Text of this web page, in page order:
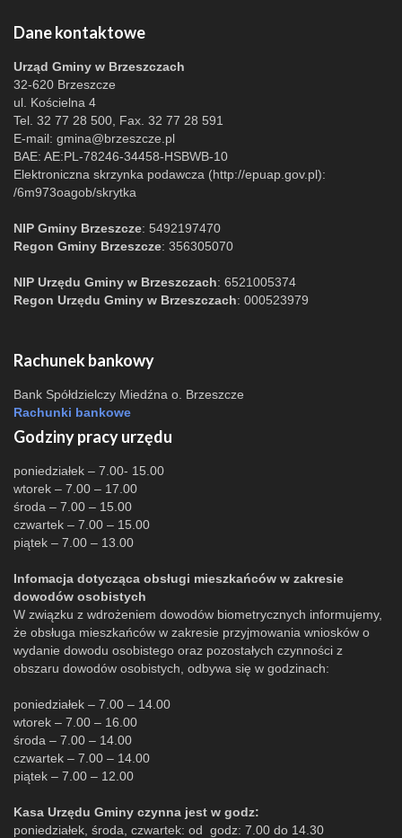
Dane kontaktowe
Urząd Gminy w Brzeszczach
32-620 Brzeszcze
ul. Kościelna 4
Tel. 32 77 28 500, Fax. 32 77 28 591
E-mail: gmina@brzeszcze.pl
BAE: AE:PL-78246-34458-HSBWB-10
Elektroniczna skrzynka podawcza (http://epuap.gov.pl):
/6m973oagob/skrytka
NIP Gminy Brzeszcze: 5492197470
Regon Gminy Brzeszcze: 356305070
NIP Urzędu Gminy w Brzeszczach: 6521005374
Regon Urzędu Gminy w Brzeszczach: 000523979
Rachunek bankowy
Bank Spółdzielczy Miedźna o. Brzeszcze
Rachunki bankowe
Godziny pracy urzędu
poniedziałek – 7.00- 15.00
wtorek – 7.00 – 17.00
środa – 7.00 – 15.00
czwartek – 7.00 – 15.00
piątek – 7.00 – 13.00
Infomacja dotycząca obsługi mieszkańców w zakresie
dowodów osobistych
W związku z wdrożeniem dowodów biometrycznych informujemy,
że obsługa mieszkańców w zakresie przyjmowania wniosków o
wydanie dowodu osobistego oraz pozostałych czynności z
obszaru dowodów osobistych, odbywa się w godzinach:
poniedziałek – 7.00 – 14.00
wtorek – 7.00 – 16.00
środa – 7.00 – 14.00
czwartek – 7.00 – 14.00
piątek – 7.00 – 12.00
Kasa Urzędu Gminy czynna jest w godz:
poniedziałek, środa, czwartek: od godz: 7.00 do 14.30